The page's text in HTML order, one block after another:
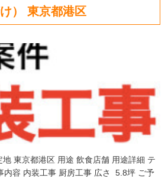
） 東京都港区
東京都港区 用途 飲食店舗 用途詳細 テ
内容 内装工事 厨房工事 広さ 5.8坪 ご予